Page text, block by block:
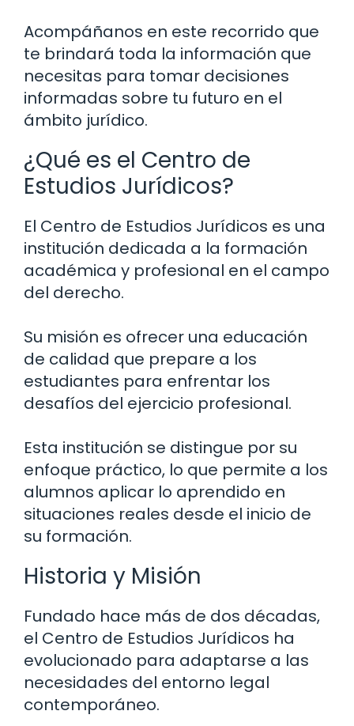
Acompáñanos en este recorrido que
te brindará toda la información que
necesitas para tomar decisiones
informadas sobre tu futuro en el
ámbito jurídico.
¿Qué es el Centro de
Estudios Jurídicos?
El Centro de Estudios Jurídicos es una
institución dedicada a la formación
académica y profesional en el campo
del derecho.
Su misión es ofrecer una educación
de calidad que prepare a los
estudiantes para enfrentar los
desafíos del ejercicio profesional.
Esta institución se distingue por su
enfoque práctico, lo que permite a los
alumnos aplicar lo aprendido en
situaciones reales desde el inicio de
su formación.
Historia y Misión
Fundado hace más de dos décadas,
el Centro de Estudios Jurídicos ha
evolucionado para adaptarse a las
necesidades del entorno legal
contemporáneo.